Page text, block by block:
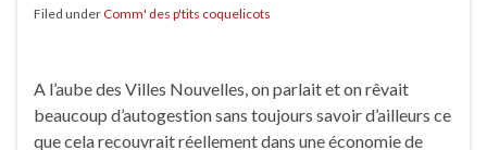
Filed under Comm' des p'tits coquelicots
A l’aube des Villes Nouvelles, on parlait et on rêvait
beaucoup d’autogestion sans toujours savoir d’ailleurs ce
que cela recouvrait réellement dans une économie de